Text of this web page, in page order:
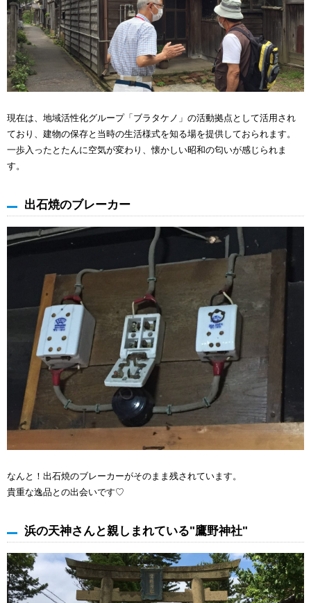
現在は、地域活性化グループ「ブラタケノ」の活動拠点として活用され
ており、建物の保存と当時の生活様式を知る場を提供しておられます。
一歩入ったとたんに空気が変わり、懐かしい昭和の匂いが感じられま
す。
出石焼のブレーカー
なんと！出石焼のブレーカーがそのまま残されています。
貴重な逸品との出会いです♡
浜の天神さんと親しまれている"鷹野神社"